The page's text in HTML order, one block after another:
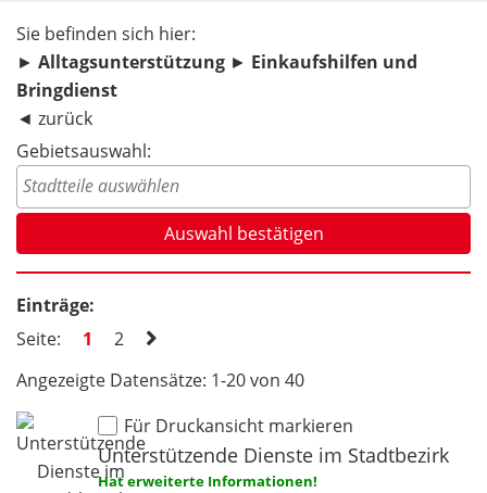
Sie befinden sich hier:
► Alltagsunterstützung ► Einkaufshilfen und
Bringdienst
◄ zurück
Gebietsauswahl:
Einträge:
Seite:
1
2
Angezeigte Datensätze: 1-20 von 40
Für Druckansicht markieren
Unterstützende Dienste im Stadtbezirk
Hat erweiterte Informationen!